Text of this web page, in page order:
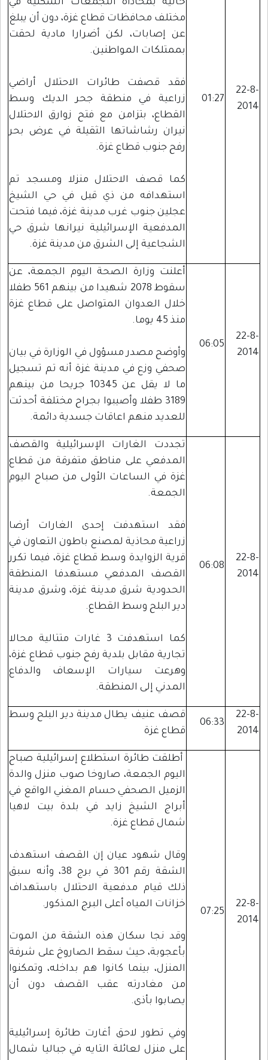
22-8-
2014
01:27
خالية بمحاذاة التجمعات السكنية في
مختلف محافظات قطاع غزة، دون أن يبلغ
عن إصابات، لكن أضرارا مادية لحقت
بممتلكات المواطنين.
فقد قصفت طائرات الاحتلال أراضي
زراعية في منطقة جحر الديك وسط
القطاع، بتزامن مع فتح زوارق الاحتلال
نيران رشاشاتها الثقيلة في عرض بحر
رفح جنوب قطاع غزة.
كما قصف الاحتلال منزلا ومسجد تم
استهدافه من ذي قبل في حي الشيخ
عجلين جنوب غرب مدينة غزة، فيما فتحت
المدفعية الإسرائيلية نيرانها شرق حي
الشجاعية إلى الشرق من مدينة غزة.
22-8-
2014
06:05
أعلنت وزارة الصحة اليوم الجمعة، عن
سقوط 2078 شهيدا من بينهم 561 طفلا
خلال العدوان المتواصل على قطاع غزة
منذ 45 يوما.
وأوضح مصدر مسؤول في الوزارة في بيان
صحفي وزع في مدينة غزة أنه تم تسجيل
ما لا يقل عن 10345 جريحا من بينهم
3189 طفلا وأصيبوا بجراح مختلفة أحدثت
للعديد منهم اعاقات جسدية دائمة.
22-8-
2014
06:08
تجددت الغارات الإسرائيلية والقصف
المدفعي على مناطق متفرقة من قطاع
غزة في الساعات الأولى من صباح اليوم
الجمعة.
فقد استهدفت إحدى الغارات أرضا
زراعية محاذية لمصنع باطون التعاون في
قرية الزوايدة وسط قطاع غزة، فيما تكرر
القصف المدفعي مستهدفا المنطقة
الحدودية شرق مدينة غزة، وشرق مدينة
دير البلح وسط القطاع.
كما استهدفت 3 غارات متتالية محالا
تجارية مقابل بلدية رفح جنوب قطاع غزة،
وهرعت سيارات الإسعاف والدفاع
المدني إلى المنطقة.
22-8-
2014
06:33
قصف عنيف يطال مدينة دير البلح وسط
قطاع غزة
22-8-
2014
07:25
أطلقت طائرة استطلاع إسرائيلية صباح
اليوم الجمعة، صاروخا صوب منزل والدة
الزميل الصحفي حسام المغني الواقع في
أبراج الشيخ زايد في بلدة بيت لاهيا
شمال قطاع غزة.
وقال شهود عيان إن القصف استهدف
الشقة رقم 301 في برج 38، وأنه سبق
ذلك قيام مدفعية الاحتلال باستهداف
خزانات المياه أعلى البرج المذكور.
وقد نجا سكان هذه الشقة من الموت
بأعجوبة، حيث سقط الصاروخ على شرفة
المنزل، بينما كانوا هم بداخله، وتمكنوا
من مغادرته عقب القصف دون أن
يصابوا بأذى.
وفي تطور لاحق أغارت طائرة إسرائيلية
على منزل لعائلة التايه في جباليا شمال